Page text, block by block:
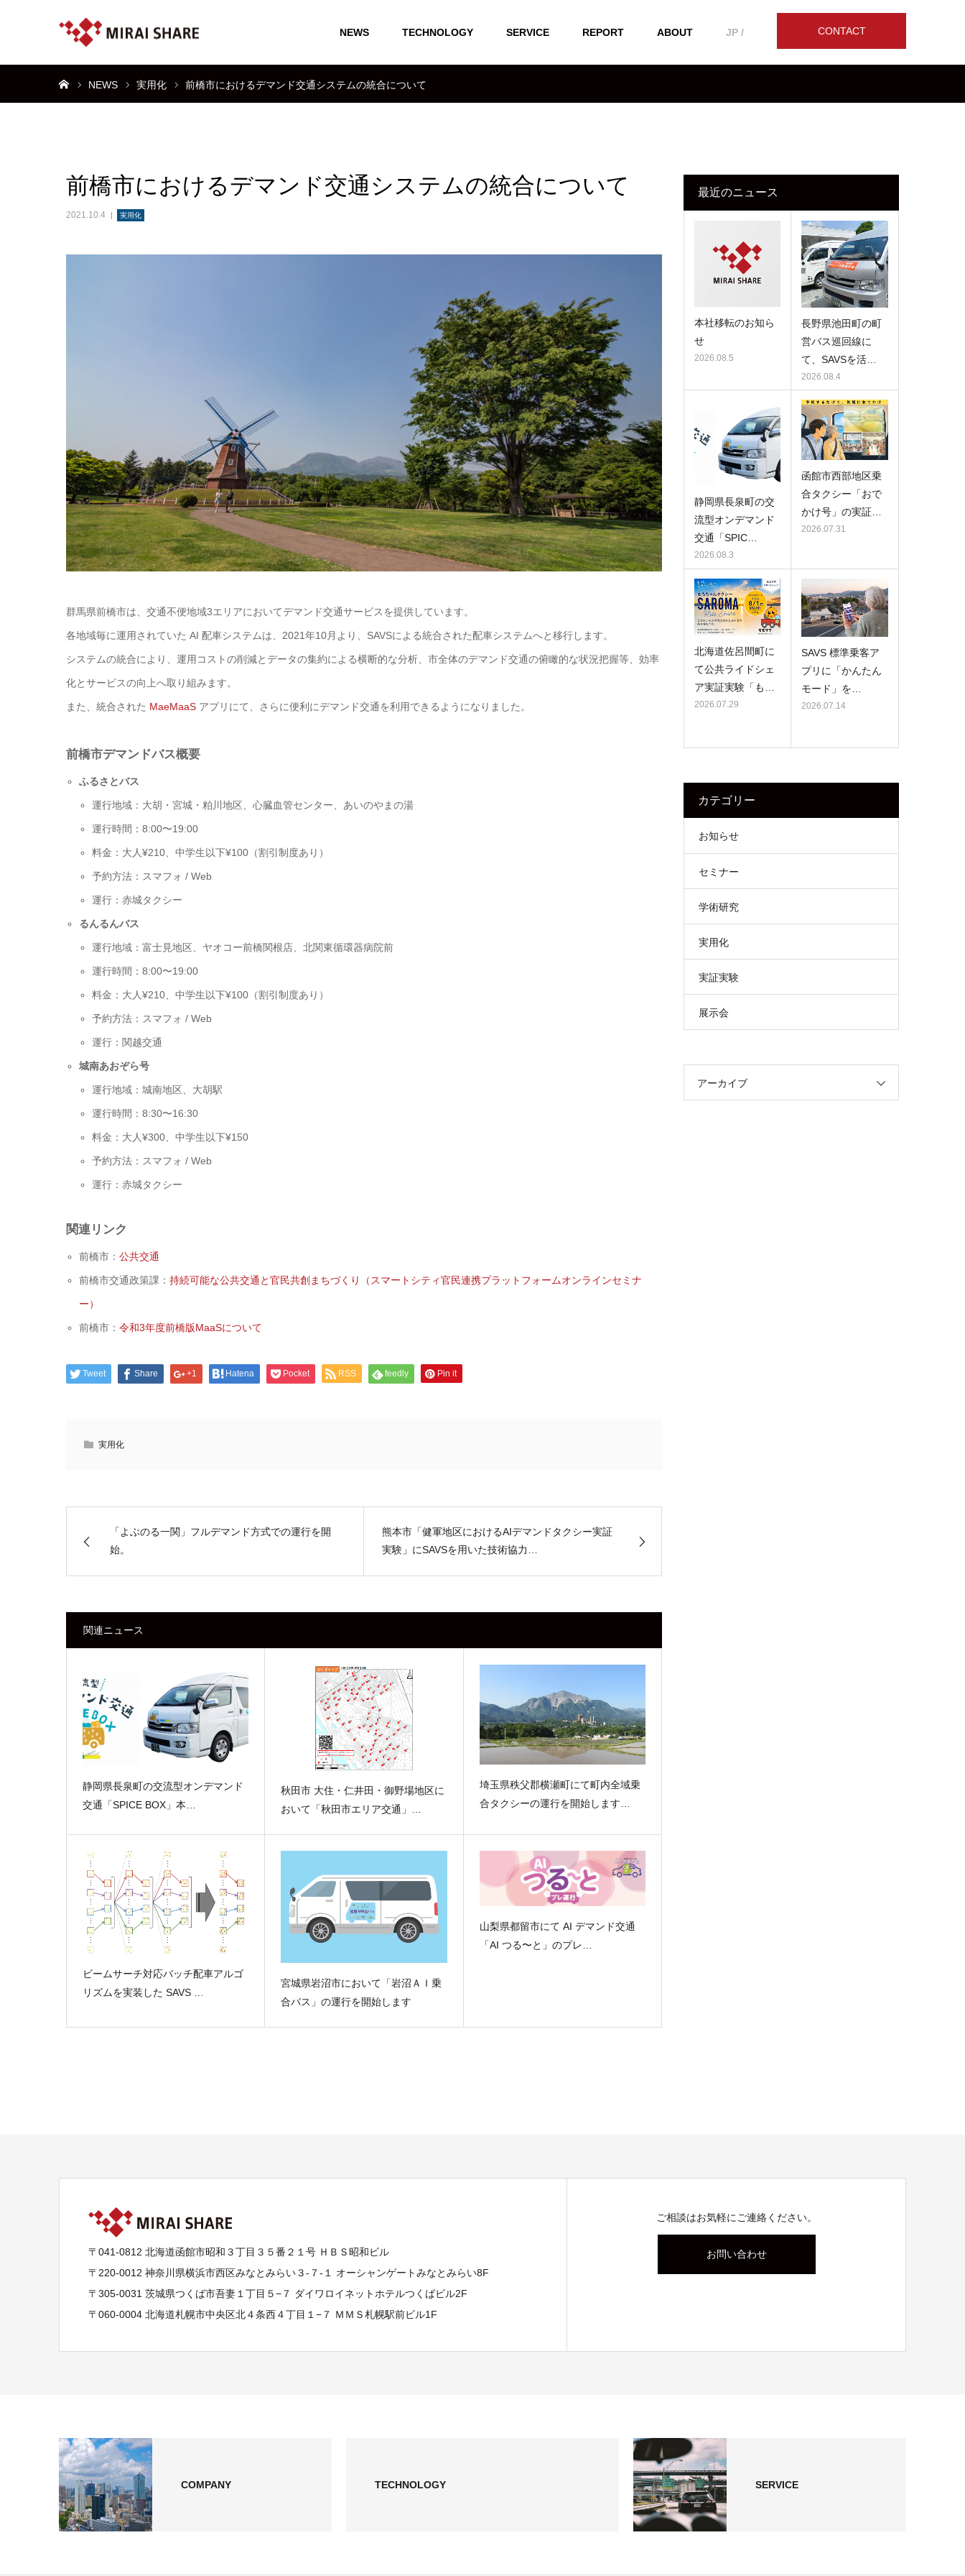
CONTACT
NEWS TECHNOLOGY SERVICE REPORT ABOUT JP /
NEWS 実用化 前橋市におけるデマンド交通システムの統合について
前橋市におけるデマンド交通システムの統合について
2021.10.4 実用化
群馬県前橋市は、交通不便地域3エリアにおいてデマンド交通サービスを提供しています。
各地域毎に運用されていた AI 配車システムは、2021年10月より、SAVSによる統合された配車システムへと移行します。
システムの統合により、運用コストの削減とデータの集約による横断的な分析、市全体のデマンド交通の俯瞰的な状況把握等、効率
化とサービスの向上へ取り組みます。
また、統合された MaeMaaS アプリにて、さらに便利にデマンド交通を利用できるようになりました。
前橋市デマンドバス概要
ふるさとバス
運行地域：大胡・宮城・粕川地区、心臓血管センター、あいのやまの湯
運行時間：8:00〜19:00
料金：大人¥210、中学生以下¥100（割引制度あり）
予約方法：スマフォ / Web
運行：赤城タクシー
るんるんバス
運行地域：富士見地区、ヤオコー前橋関根店、北関東循環器病院前
運行時間：8:00〜19:00
料金：大人¥210、中学生以下¥100（割引制度あり）
予約方法：スマフォ / Web
運行：関越交通
城南あおぞら号
運行地域：城南地区、大胡駅
運行時間：8:30〜16:30
料金：大人¥300、中学生以下¥150
予約方法：スマフォ / Web
運行：赤城タクシー
関連リンク
前橋市：公共交通
前橋市交通政策課：持続可能な公共交通と官民共創まちづくり（スマートシティ官民連携プラットフォームオンラインセミナ
ー）
前橋市：令和3年度前橋版MaaSについて
Tweet Share +1 Hatena Pocket RSS feedly Pin it
実用化
「よぶのる一関」フルデマンド方式での運行を開
始。
熊本市「健軍地区におけるAIデマンドタクシー実証
実験」にSAVSを用いた技術協力…
関連ニュース
静岡県長泉町の交流型オンデマンド
交通「SPICE BOX」本…
秋田市 大住・仁井田・御野場地区に
おいて「秋田市エリア交通」…
埼玉県秩父郡横瀬町にて町内全域乗
合タクシーの運行を開始します…
ビームサーチ対応バッチ配車アルゴ
リズムを実装した SAVS …
宮城県岩沼市において「岩沼ＡＩ乗
合バス」の運行を開始します
山梨県都留市にて AI デマンド交通
「AI つる〜と」のプレ…
最近のニュース
本社移転のお知ら
せ
2026.08.5
長野県池田町の町
営バス巡回線に
て、SAVSを活…
2026.08.4
静岡県長泉町の交
流型オンデマンド
交通「SPIC…
2026.08.3
函館市西部地区乗
合タクシー「おで
かけ号」の実証…
2026.07.31
北海道佐呂間町に
て公共ライドシェ
ア実証実験「も…
2026.07.29
SAVS 標準乗客ア
プリに「かんたん
モード」を…
2026.07.14
カテゴリー
お知らせ
セミナー
学術研究
実用化
実証実験
展示会
アーカイブ
〒041-0812 北海道函館市昭和３丁目３５番２１号 ＨＢＳ昭和ビル
〒220-0012 神奈川県横浜市西区みなとみらい３-７-１ オーシャンゲートみなとみらい8F
〒305-0031 茨城県つくば市吾妻１丁目５−７ ダイワロイネットホテルつくばビル2F
〒060-0004 北海道札幌市中央区北４条西４丁目１−７ ＭＭＳ札幌駅前ビル1F
ご相談はお気軽にご連絡ください。
お問い合わせ
COMPANY TECHNOLOGY SERVICE